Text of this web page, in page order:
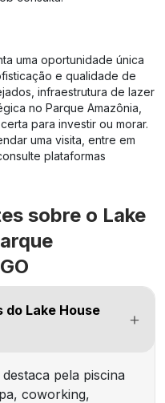
uma oportunidade única
e qualidade de
infraestrutura de lazer
no Parque Amazônia,
para investir ou morar.
uma visita, entre em
plataformas
sobre o Lake
do Lake House
pela piscina
coworking,